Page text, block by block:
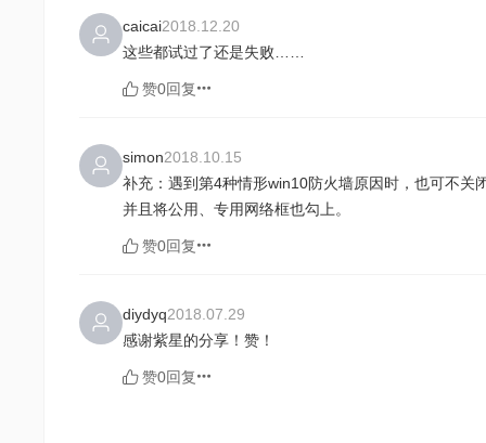
caicai2018.12.20
这些都试过了还是失败……
赞0回复
simon2018.10.15
补充：遇到第4种情形win10防火墙原因时，也可不关
并且将公用、专用网络框也勾上。
赞0回复
diydyq2018.07.29
感谢紫星的分享！赞！
赞0回复